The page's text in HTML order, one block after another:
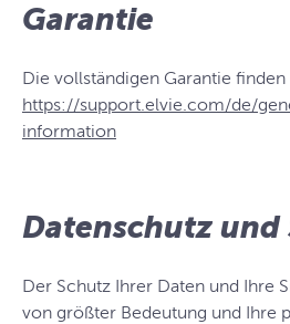
Garantie
Die vollständigen Garantie finden
https://support.elvie.com/de/
information
Datenschutz und
Der Schutz Ihrer Daten und Ihre
von größter Bedeutung und Ihre